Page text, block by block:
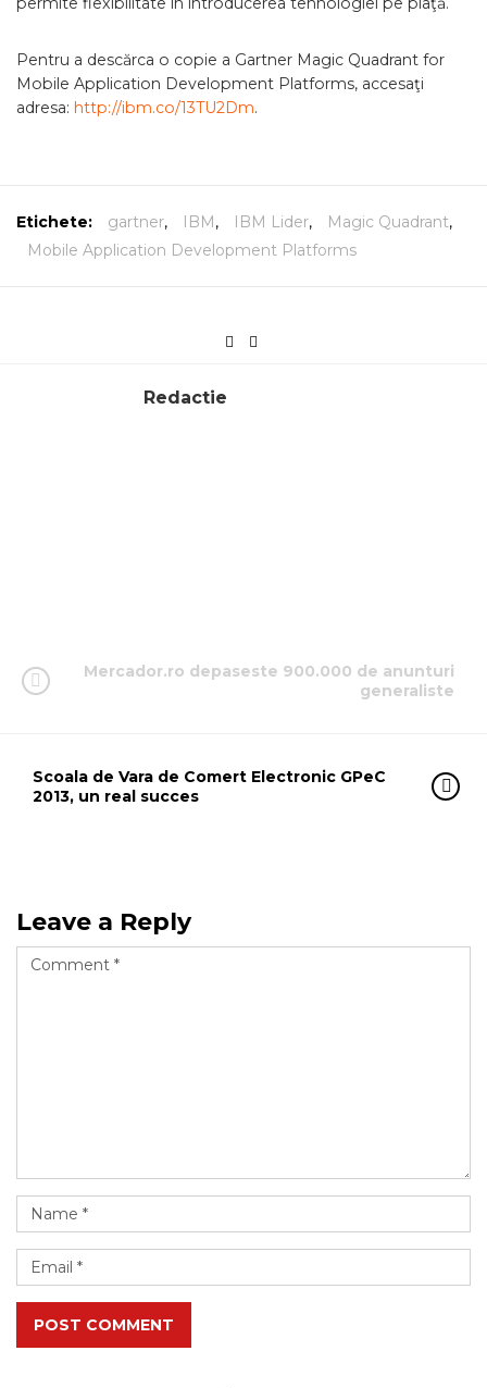
Pentru a descărca o copie a Gartner Magic Quadrant for
Mobile Application Development Platforms, accesaţi
adresa: http://ibm.co/13TU2Dm.
Etichete: gartner, IBM, IBM Lider, Magic Quadrant,
Mobile Application Development Platforms
Redactie
Mercador.ro depaseste 900.000 de anunturi
generaliste
Scoala de Vara de Comert Electronic GPeC
2013, un real succes
Leave a Reply
POST COMMENT